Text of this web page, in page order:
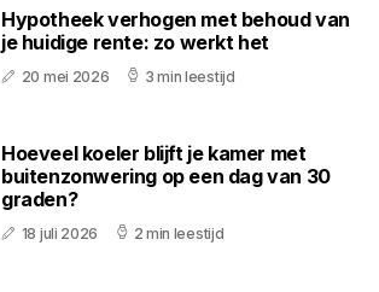
Hypotheek verhogen met behoud van
je huidige rente: zo werkt het
20 mei 2026 3 min leestijd
Hoeveel koeler blijft je kamer met
buitenzonwering op een dag van 30
graden?
18 juli 2026 2 min leestijd